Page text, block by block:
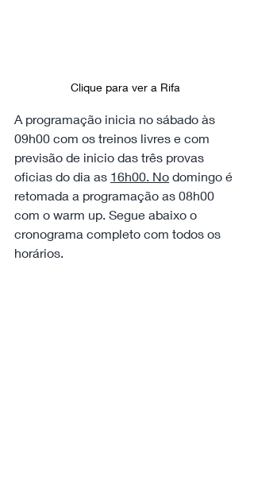
Clique para ver a Rifa
A programação inicia no sábado às
09h00 com os treinos livres e com
previsão de inicio das três provas
oficias do dia as 16h00. No domingo é
retomada a programação as 08h00
com o warm up. Segue abaixo o
cronograma completo com todos os
horários.